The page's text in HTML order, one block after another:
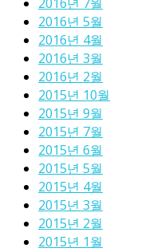
2016년 7월
2016년 5월
2016년 4월
2016년 3월
2016년 2월
2015년 10월
2015년 9월
2015년 7월
2015년 6월
2015년 5월
2015년 4월
2015년 3월
2015년 2월
2015년 1월